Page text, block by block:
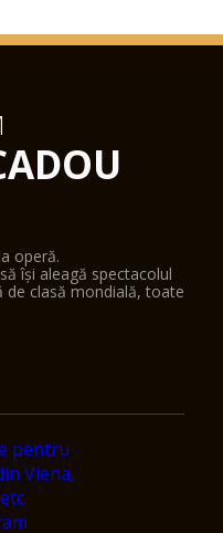
operă.
își aleagă spectacolul
clasă mondială, toate